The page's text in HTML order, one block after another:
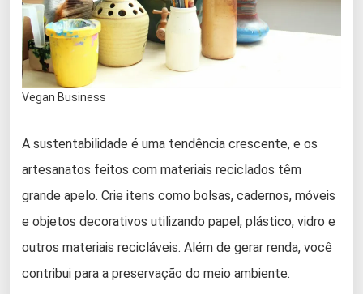
Vegan Business
A sustentabilidade é uma tendência crescente, e os
artesanatos feitos com materiais reciclados têm
grande apelo. Crie itens como bolsas, cadernos, móveis
e objetos decorativos utilizando papel, plástico, vidro e
outros materiais recicláveis. Além de gerar renda, você
contribui para a preservação do meio ambiente.